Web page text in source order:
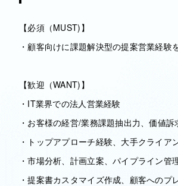
【必須（MUST)】
・顧客向けに課題解決型の提案営業経験
【歓迎（WANT)】
・IT業界での法人営業経験
・お客様の経営/業務課題抽出力、価値訴
・トップアプローチ経験、大手クライア
・市場分析、計画立案、パイプライン管
・提案書カスタマイズ作成、顧客へのプ